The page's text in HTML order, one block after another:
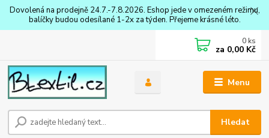
Dovolená na prodejně 24.7.-7.8.2026. Eshop jede v omezeném režimu,
balíčky budou odesílané 1-2x za týden. Přejeme krásné léto.
Menu
Hledat
0 ks
za 0,00 Kč